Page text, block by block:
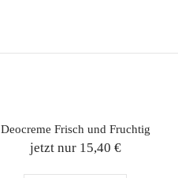
Deocreme Frisch und Fruchtig
jetzt nur 15,40 €